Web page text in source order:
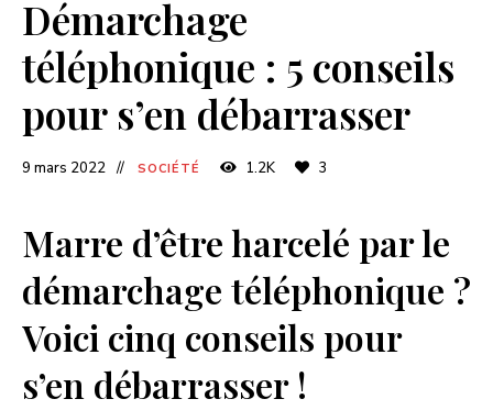
Démarchage
téléphonique : 5 conseils
pour s’en débarrasser
9 mars 2022 SOCIÉTÉ 1.2K 3
Marre d’être harcelé par le
démarchage téléphonique ?
Voici cinq conseils pour
s’en débarrasser !